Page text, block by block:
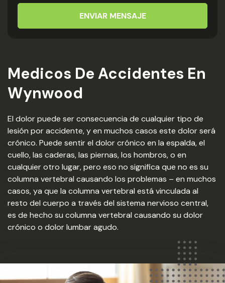
ENVIAR MENSAJE
Medicos De Accidentes En
Wynwood
El dolor puede ser consecuencia de cualquier tipo de
lesión por accidente, y en muchos casos este dolor será
crónico. Puede sentir el dolor crónico en la espalda, el
cuello, las caderas, las piernas, los hombros, o en
cualquier otro lugar, pero eso no significa que no es su
columna vertebral causando los problemas – en muchos
casos, ya que la columna vertebral está vinculada al
resto del cuerpo a través del sistema nervioso central,
es de hecho su columna vertebral causando su dolor
crónico o dolor lumbar agudo.